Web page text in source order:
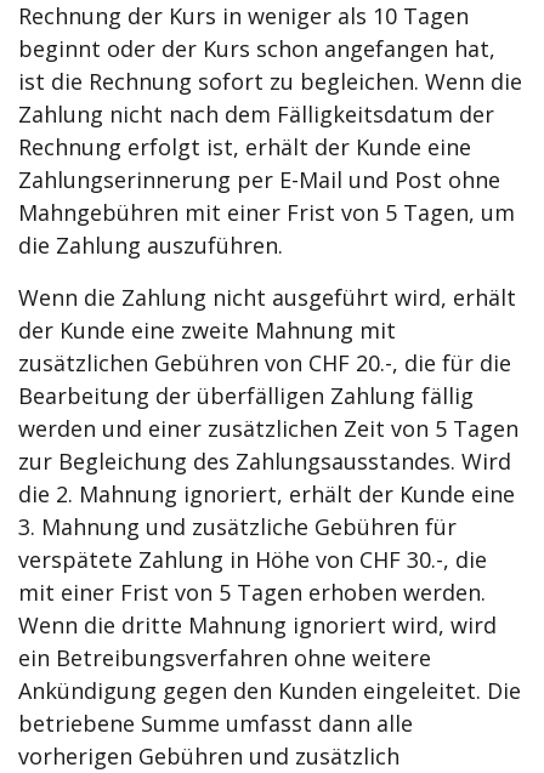
Rechnung der Kurs in weniger als 10 Tagen
beginnt oder der Kurs schon angefangen hat,
ist die Rechnung sofort zu begleichen. Wenn die
Zahlung nicht nach dem Fälligkeitsdatum der
Rechnung erfolgt ist, erhält der Kunde eine
Zahlungserinnerung per E-Mail und Post ohne
Mahngebühren mit einer Frist von 5 Tagen, um
die Zahlung auszuführen.
Wenn die Zahlung nicht ausgeführt wird, erhält
der Kunde eine zweite Mahnung mit
zusätzlichen Gebühren von CHF 20.-, die für die
Bearbeitung der überfälligen Zahlung fällig
werden und einer zusätzlichen Zeit von 5 Tagen
zur Begleichung des Zahlungsausstandes. Wird
die 2. Mahnung ignoriert, erhält der Kunde eine
3. Mahnung und zusätzliche Gebühren für
verspätete Zahlung in Höhe von CHF 30.-, die
mit einer Frist von 5 Tagen erhoben werden.
Wenn die dritte Mahnung ignoriert wird, wird
ein Betreibungsverfahren ohne weitere
Ankündigung gegen den Kunden eingeleitet. Die
betriebene Summe umfasst dann alle
vorherigen Gebühren und zusätzlich